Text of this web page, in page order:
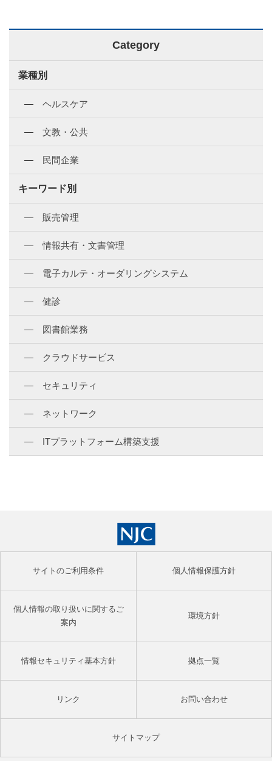
Category
業種別
ヘルスケア
文教・公共
民間企業
キーワード別
販売管理
情報共有・文書管理
電子カルテ・オーダリングシステム
健診
図書館業務
クラウドサービス
セキュリティ
ネットワーク
ITプラットフォーム構築支援
サイトのご利用条件 個人情報保護方針
個人情報の取り扱いに関するご
案内
環境方針
情報セキュリティ基本方針 拠点一覧
リンク お問い合わせ
サイトマップ